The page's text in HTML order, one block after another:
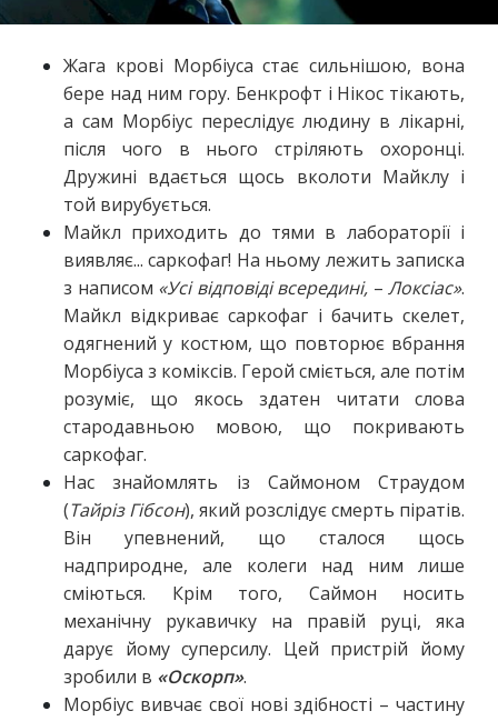
Жага крові Морбіуса стає сильнішою, вона
бере над ним гору. Бенкрофт і Нікос тікають,
а сам Морбіус переслідує людину в лікарні,
після чого в нього стріляють охоронці.
Дружині вдається щось вколоти Майклу і
той вирубується.
Майкл приходить до тями в лабораторії і
виявляє... саркофаг! На ньому лежить записка
з написом «Усі відповіді всередині, – Локсіас».
Майкл відкриває саркофаг і бачить скелет,
одягнений у костюм, що повторює вбрання
Морбіуса з коміксів. Герой сміється, але потім
розуміє, що якось здатен читати слова
стародавньою мовою, що покривають
саркофаг.
Нас знайомлять із Саймоном Страудом
(Тайріз Гібсон), який розслідує смерть піратів.
Він упевнений, що сталося щось
надприродне, але колеги над ним лише
сміються. Крім того, Саймон носить
механічну рукавичку на правій руці, яка
дарує йому суперсилу. Цей пристрій йому
зробили в «Оскорп».
Морбіус вивчає свої нові здібності – частину